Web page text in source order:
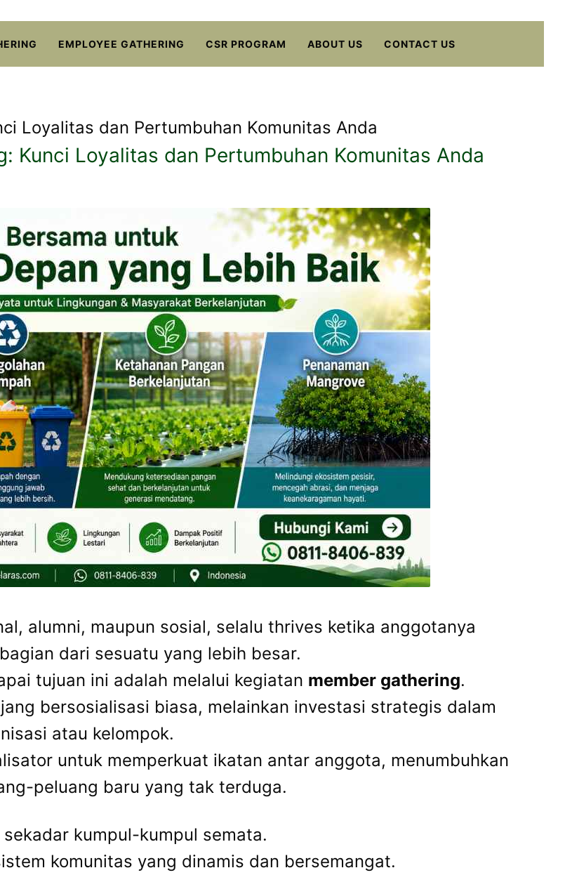
EMPLOYEE GATHERING CSR PROGRAM ABOUT US CONTACT US
Loyalitas dan Pertumbuhan Komunitas Anda
Kunci Loyalitas dan Pertumbuhan Komunitas Anda
alumni, maupun sosial, selalu thrives ketika anggotanya
dari sesuatu yang lebih besar.
tujuan ini adalah melalui kegiatan member gathering.
bersosialisasi biasa, melainkan investasi strategis dalam
atau kelompok.
untuk memperkuat ikatan antar anggota, menumbuhkan
peluang baru yang tak terduga.
kumpul-kumpul semata.
komunitas yang dinamis dan bersemangat.